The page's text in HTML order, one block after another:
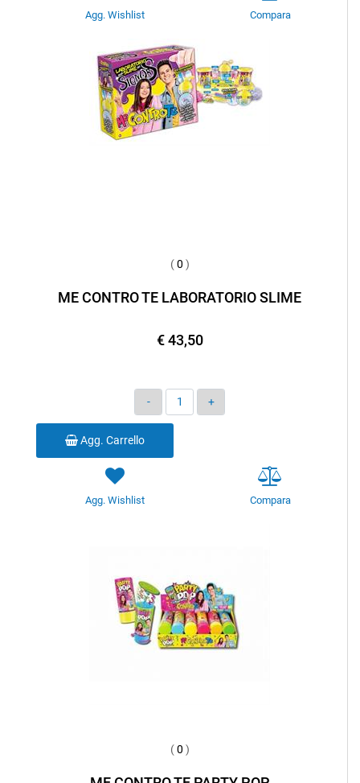
Agg. Wishlist Compara
(0 )
ME CONTRO TE LABORATORIO SLIME
€ 43,50
Quantità
Agg. Carrello
Agg. Wishlist Compara
(0 )